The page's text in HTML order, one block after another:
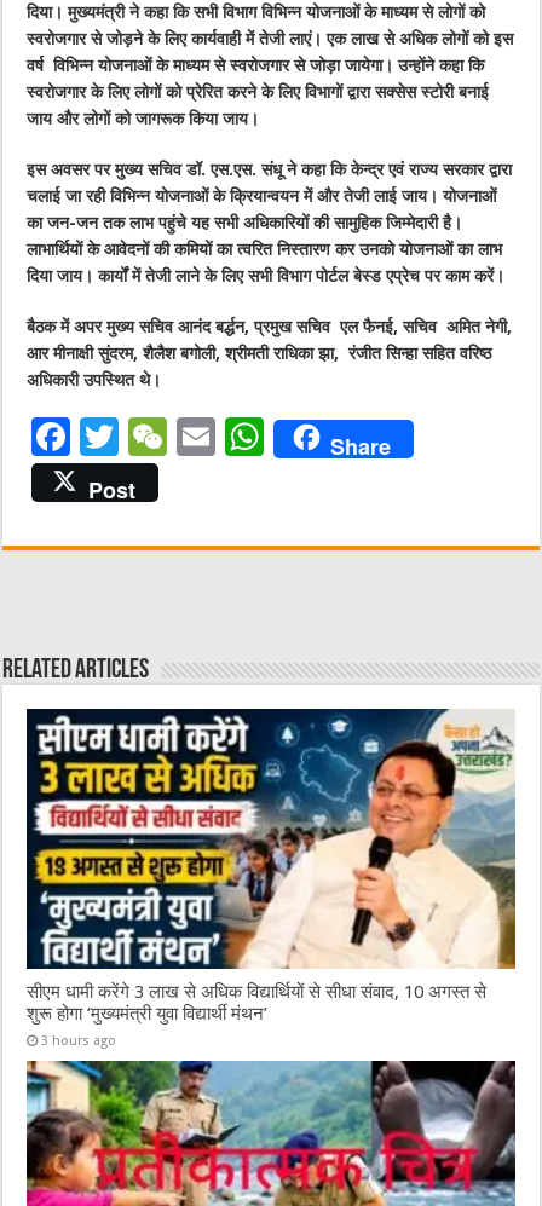
दिया। मुख्यमंत्री ने कहा कि सभी विभाग विभिन्न योजनाओं के माध्यम से लोगों को
स्वरोजगार से जोड़ने के लिए कार्यवाही में तेजी लाएं। एक लाख से अधिक लोगों को इस
वर्ष विभिन्न योजनाओं के माध्यम से स्वरोजगार से जोड़ा जायेगा। उन्होंने कहा कि
स्वरोजगार के लिए लोगों को प्रेरित करने के लिए विभागों द्वारा सक्सेस स्टोरी बनाई
जाय और लोगों को जागरूक किया जाय।
इस अवसर पर मुख्य सचिव डॉ. एस.एस. संधू ने कहा कि केन्द्र एवं राज्य सरकार द्वारा
चलाई जा रही विभिन्न योजनाओं के क्रियान्वयन में और तेजी लाई जाय। योजनाओं
का जन-जन तक लाभ पहुंचे यह सभी अधिकारियों की सामुहिक जिम्मेदारी है।
लाभार्थियों के आवेदनों की कमियों का त्वरित निस्तारण कर उनको योजनाओं का लाभ
दिया जाय। कार्यों में तेजी लाने के लिए सभी विभाग पोर्टल बेस्ड एप्रेच पर काम करें।
बैठक में अपर मुख्य सचिव आनंद बर्द्धन, प्रमुख सचिव एल फैनई, सचिव अमित नेगी,
आर मीनाक्षी सुंदरम, शैलैश बगोली, श्रीमती राधिका झा, रंजीत सिन्हा सहित वरिष्ठ
अधिकारी उपस्थित थे।
F
a
c
e
o
k
T
w
it
te
W
h
E
l
W
s
p
Share
Post
Related Articles
सीएम धामी करेंगे 3 लाख से अधिक विद्यार्थियों से सीधा संवाद, 10 अगस्त से
शुरू होगा ‘मुख्यमंत्री युवा विद्यार्थी मंथन’
3 hours ago